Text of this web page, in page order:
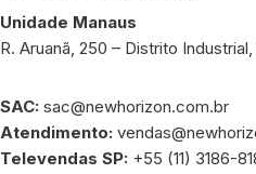
Unidade Manaus
R. Aruanã, 250 – Distrito
SAC: sac@newhorizon.com.br
Atendimento:
Televendas SP: +55 (11) 3186-